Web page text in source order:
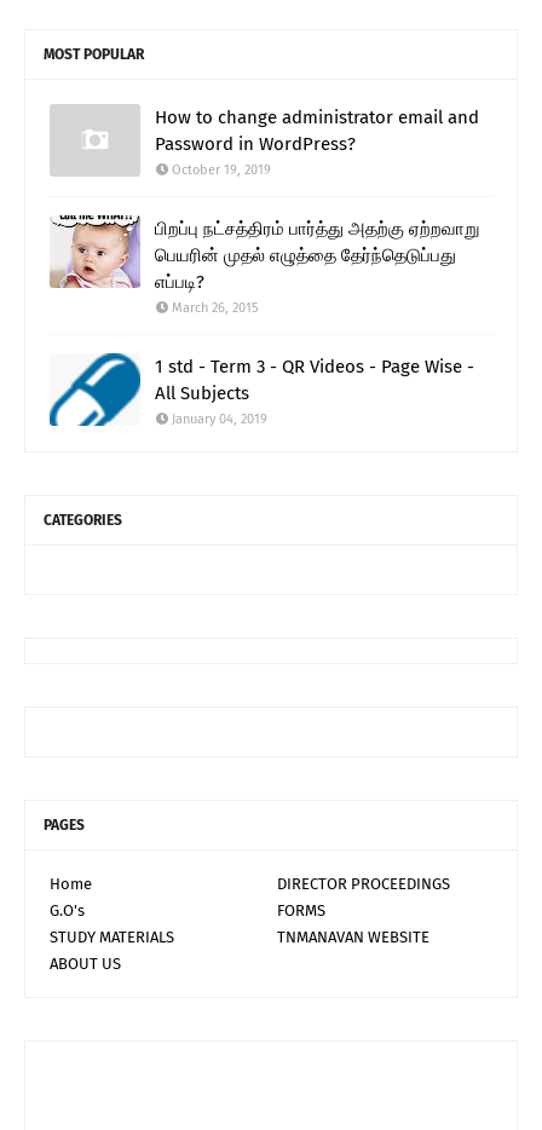
MOST POPULAR
How to change administrator email and
Password in WordPress?
October 19, 2019
பிறப்பு நட்சத்திரம் பார்த்து அதற்கு ஏற்றவாறு
பெயரின் முதல் எழுத்தை தேர்ந்தெடுப்பது
எப்படி?
March 26, 2015
1 std - Term 3 - QR Videos - Page Wise -
All Subjects
January 04, 2019
CATEGORIES
PAGES
Home
DIRECTOR PROCEEDINGS
G.O's
FORMS
STUDY MATERIALS
TNMANAVAN WEBSITE
ABOUT US